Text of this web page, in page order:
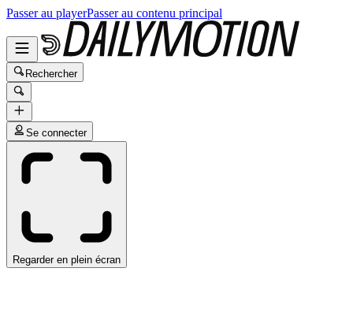
Passer au playerPasser au contenu principal
Rechercher
Se connecter
Regarder en plein écran